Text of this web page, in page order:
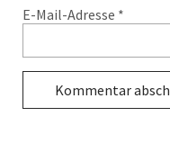
E-Mail-Adresse *